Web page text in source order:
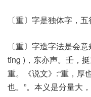
〔重〕字是独体字，五
〔重〕字造字法是会
tǐng )，东亦声。壬，
重。《说文》:“重，厚
也。”。本义是分量大，